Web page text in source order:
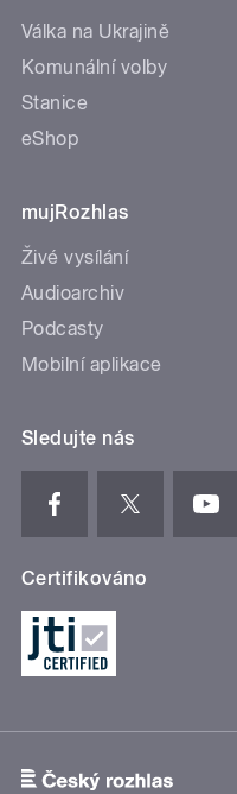
Válka na Ukrajině
Komunální volby
Stanice
eShop
mujRozhlas
Živé vysílání
Audioarchiv
Podcasty
Mobilní aplikace
Sledujte nás
Certifikováno